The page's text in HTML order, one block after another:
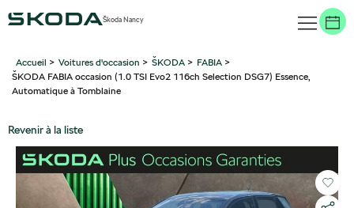
Škoda Nancy
Accueil > Voitures d'occasion > ŠKODA > FABIA >
ŠKODA FABIA occasion (1.0 TSI Evo2 116ch Selection DSG7) Essence,
Automatique à Tomblaine
Revenir à la liste